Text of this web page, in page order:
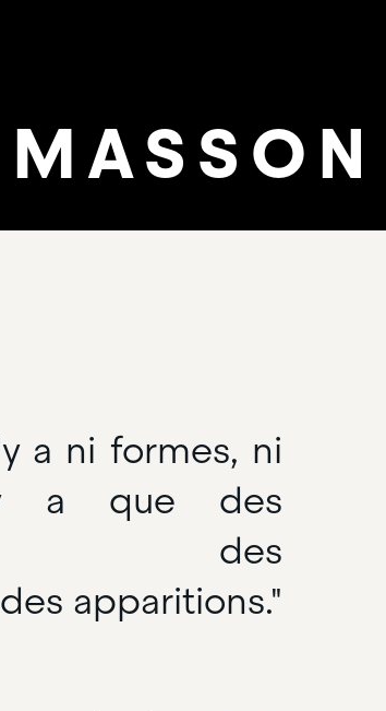
a ni formes, ni
a que des
des
apparitions."